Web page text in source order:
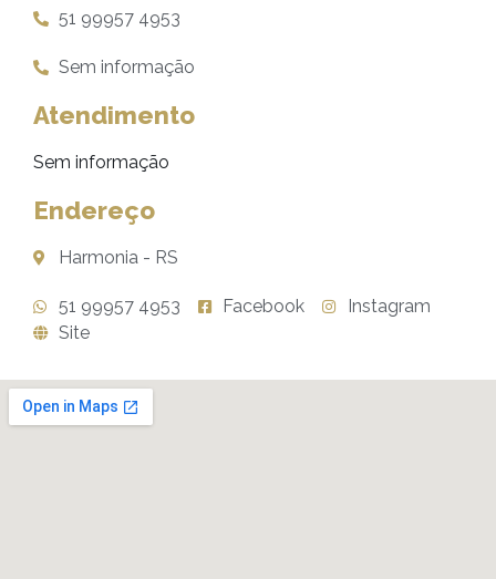
51 99957 4953
Sem informação
Atendimento
Sem informação
Endereço
Harmonia - RS
51 99957 4953 Facebook
Instagram
Site